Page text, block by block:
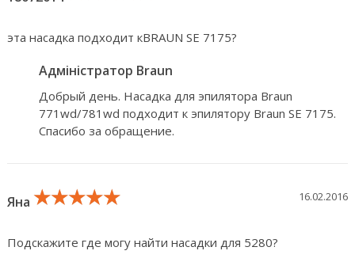
эта насадка подходит кBRAUN SE 7175?
Адміністратор Braun
Добрый день. Насадка для эпилятора Braun
771wd/781wd подходит к эпилятору Braun SE 7175.
Спасибо за обращение.
Яна ★★★★★
★★★★★
★★★★★ 16.02.2016
Подскажите где могу найти насадки для 5280?